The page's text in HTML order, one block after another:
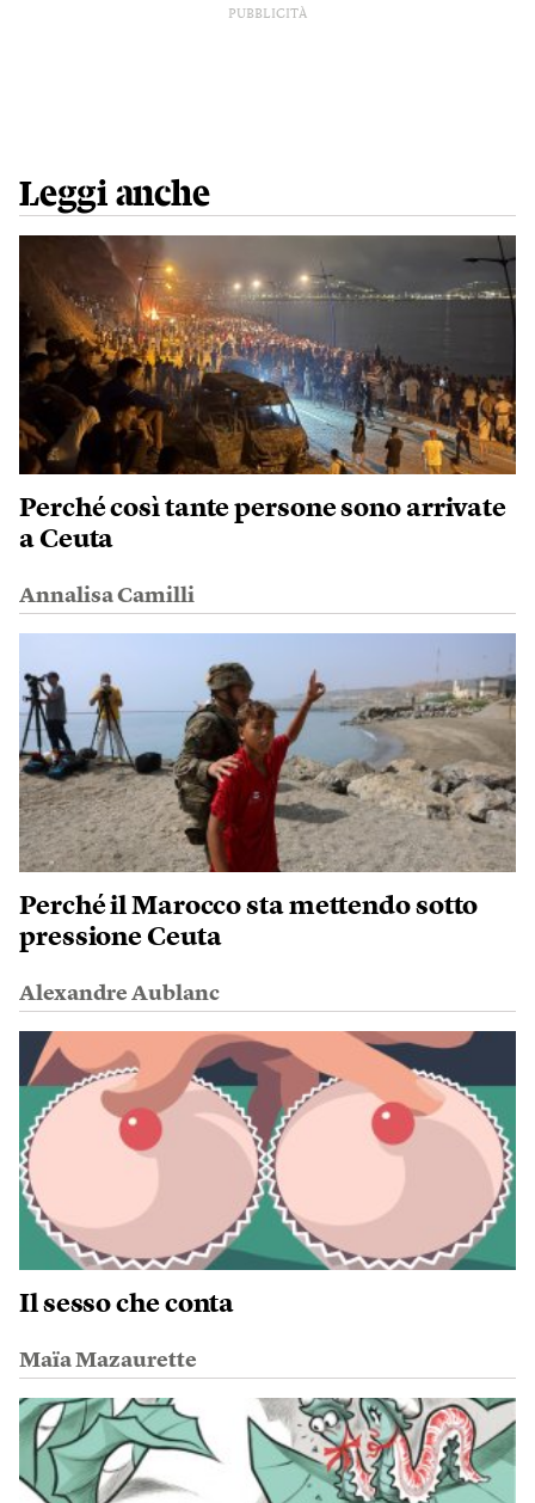
PUBBLICITÀ
Leggi anche
Perché così tante persone sono arrivate
a Ceuta
Annalisa Camilli
Perché il Marocco sta mettendo sotto
pressione Ceuta
Alexandre Aublanc
Il sesso che conta
Maïa Mazaurette